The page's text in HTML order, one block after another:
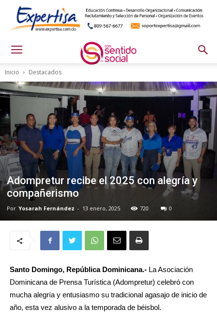
Inicio Destacados
Adompretur recibe el 2025 con alegría y
compañerismo
Por Yosarah Fernández - 13 enero, 2025 720 0
Santo Domingo, República Dominicana.- La Asociación
Dominicana de Prensa Turística (Adompretur) celebró con
mucha alegría y entusiasmo su tradicional agasajo de inicio de
año, esta vez alusivo a la temporada de béisbol.